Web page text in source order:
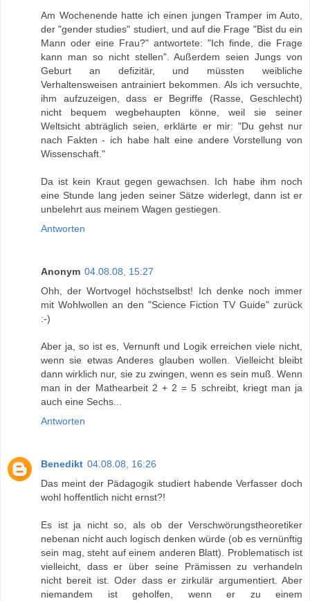
Am Wochenende hatte ich einen jungen Tramper im Auto,
der "gender studies" studiert, und auf die Frage "Bist du ein
Mann oder eine Frau?" antwortete: "Ich finde, die Frage
kann man so nicht stellen". Außerdem seien Jungs von
Geburt an defizitär, und müssten weibliche
Verhaltensweisen antrainiert bekommen. Als ich versuchte,
ihm aufzuzeigen, dass er Begriffe (Rasse, Geschlecht)
nicht bequem wegbehaupten könne, weil sie seiner
Weltsicht abträglich seien, erklärte er mir: "Du gehst nur
nach Fakten - ich habe halt eine andere Vorstellung von
Wissenschaft."
Da ist kein Kraut gegen gewachsen. Ich habe ihm noch
eine Stunde lang jeden seiner Sätze widerlegt, dann ist er
unbelehrt aus meinem Wagen gestiegen.
Antworten
Anonym 04.08.08, 15:27
Ohh, der Wortvogel höchstselbst! Ich denke noch immer
mit Wohlwollen an den "Science Fiction TV Guide" zurück
:-)
Aber ja, so ist es, Vernunft und Logik erreichen viele nicht,
wenn sie etwas Anderes glauben wollen. Vielleicht bleibt
dann wirklich nur, sie zu zwingen, wenn es sein muß. Wenn
man in der Mathearbeit 2 + 2 = 5 schreibt, kriegt man ja
auch eine Sechs...
Antworten
Benedikt 04.08.08, 16:26
Das meint der Pädagogik studiert habende Verfasser doch
wohl hoffentlich nicht ernst?!
Es ist ja nicht so, als ob der Verschwörungstheoretiker
nebenan nicht auch logisch denken würde (ob es vernünftig
sein mag, steht auf einem anderen Blatt). Problematisch ist
vielleicht, dass er über seine Prämissen zu verhandeln
nicht bereit ist. Oder dass er zirkulär argumentiert. Aber
niemandem ist geholfen, wenn er zu einem